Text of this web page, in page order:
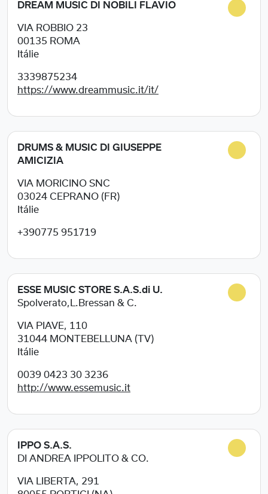
DREAM MUSIC DI NOBILI FLAVIO
VIA ROBBIO 23
00135 ROMA
Itálie
3339875234
https://www.dreammusic.it/it/
DRUMS & MUSIC DI GIUSEPPE
AMICIZIA
VIA MORICINO SNC
03024 CEPRANO (FR)
Itálie
+390775 951719
ESSE MUSIC STORE S.A.S.di U.
Spolverato,L.Bressan & C.
VIA PIAVE, 110
31044 MONTEBELLUNA (TV)
Itálie
0039 0423 30 3236
http://www.essemusic.it
IPPO S.A.S.
DI ANDREA IPPOLITO & CO.
VIA LIBERTA, 291